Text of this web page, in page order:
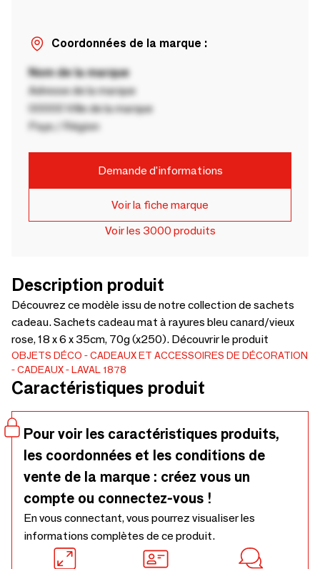
Coordonnées de la marque :
Nom de la marque
Adresse de la marque
00000 Ville de la marque
Pays / Région
Demande d'informations
Voir la fiche marque
Voir les 3000 produits
Description produit
Découvrez ce modèle issu de notre collection de sachets
cadeau. Sachets cadeau mat à rayures bleu canard/vieux
rose, 18 x 6 x 35cm, 70g (x250). Découvrir le produit
OBJETS DÉCO
CADEAUX ET ACCESSOIRES DE DÉCORATION
CADEAUX
LAVAL 1878
Caractéristiques produit
Pour voir les caractéristiques produits,
les coordonnées et les conditions de
vente de la marque : créez vous un
compte ou connectez-vous !
En vous connectant, vous pourrez visualiser les
informations complètes de ce produit.